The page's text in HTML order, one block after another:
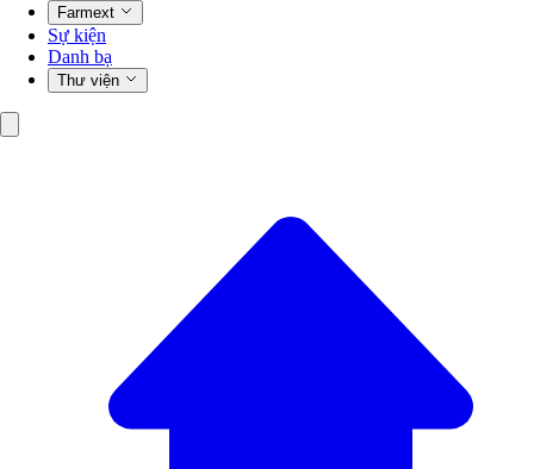
Farmext
Sự kiện
Danh bạ
Thư viện